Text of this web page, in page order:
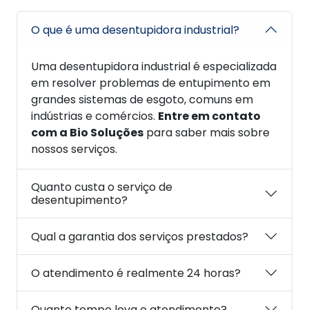
O que é uma desentupidora industrial?
Uma desentupidora industrial é especializada
em resolver problemas de entupimento em
grandes sistemas de esgoto, comuns em
indústrias e comércios. Entre em contato
com a Bio Soluções para saber mais sobre
nossos serviços.
Quanto custa o serviço de
desentupimento?
Qual a garantia dos serviços prestados?
O atendimento é realmente 24 horas?